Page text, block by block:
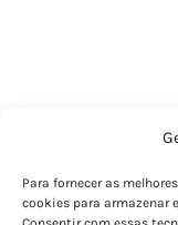
Para fornecer as
cookies para armazenar